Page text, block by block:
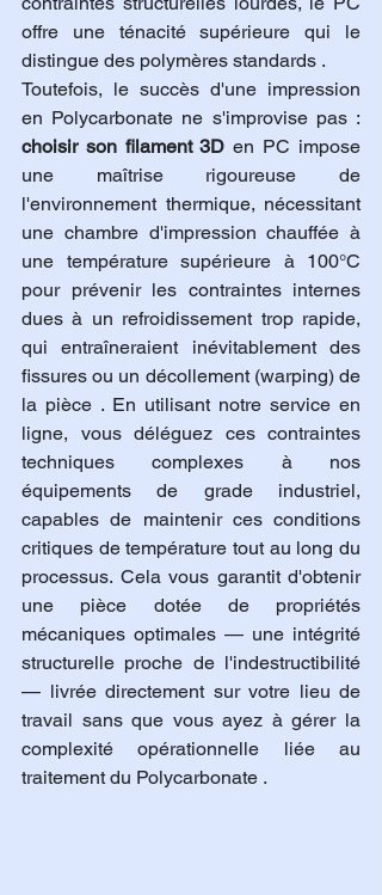
offre une ténacité supérieure qui le
distingue des polymères standards .
Toutefois, le succès d'une impression
choisir son filament 3D en PC impose
une maîtrise rigoureuse de
l'environnement thermique, nécessitant
une chambre d'impression chauffée à
une température supérieure à 100°C
pour prévenir les contraintes internes
dues à un refroidissement trop rapide,
qui entraîneraient inévitablement des
fissures ou un décollement (warping) de
la pièce . En utilisant notre service en
ligne, vous déléguez ces contraintes
techniques complexes à nos
équipements de grade industriel,
capables de maintenir ces conditions
critiques de température tout au long du
processus. Cela vous garantit d'obtenir
une pièce dotée de propriétés
mécaniques optimales — une intégrité
structurelle proche de l'indestructibilité
— livrée directement sur votre lieu de
travail sans que vous ayez à gérer la
complexité opérationnelle liée au
traitement du Polycarbonate .